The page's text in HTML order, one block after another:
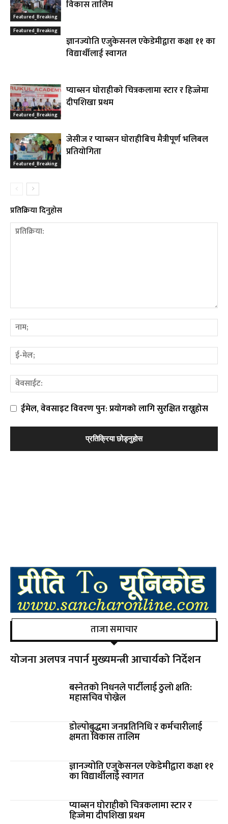
Featured_Breaking
विकास तालिम
Featured_Breaking
ज्ञानज्योति एजुकेसनल एकेडेमीद्वारा कक्षा ११ का
विद्यार्थीलाई स्वागत
Featured_Breaking
प्याब्सन घाेराहीकाे चित्रकलामा स्टार र हिज्जेमा
दीपशिखा प्रथम
Featured_Breaking
जेसीज र प्याब्सन घाेराहीबिच मैत्रीपूर्ण भलिबल
प्रतियोगिता
प्रतिक्रिया दिनुहोस
ईमेल, वेवसाइट विवरण पुन: प्रयोगको लागि सुरक्षित राख्नुहोस
ताजा समाचार
योजना अलपत्र नपार्न मुख्यमन्त्री आचार्यको निर्देशन
बस्नेतकाे निधनले पार्टीलाई ठुलाे क्षति:
महासचिव पाेख्रेल
डोल्पोबुद्धमा जनप्रतिनिधि र कर्मचारीलाई
क्षमता विकास तालिम
ज्ञानज्योति एजुकेसनल एकेडेमीद्वारा कक्षा ११
का विद्यार्थीलाई स्वागत
प्याब्सन घाेराहीकाे चित्रकलामा स्टार र
हिज्जेमा दीपशिखा प्रथम